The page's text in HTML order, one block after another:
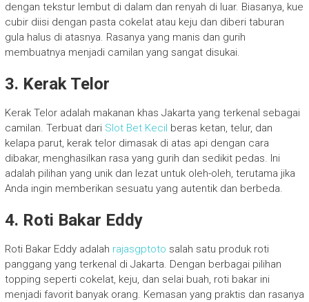
dengan tekstur lembut di dalam dan renyah di luar. Biasanya, kue
cubir diisi dengan pasta cokelat atau keju dan diberi taburan
gula halus di atasnya. Rasanya yang manis dan gurih
membuatnya menjadi camilan yang sangat disukai.
3. Kerak Telor
Kerak Telor adalah makanan khas Jakarta yang terkenal sebagai
camilan. Terbuat dari Slot Bet Kecil beras ketan, telur, dan
kelapa parut, kerak telor dimasak di atas api dengan cara
dibakar, menghasilkan rasa yang gurih dan sedikit pedas. Ini
adalah pilihan yang unik dan lezat untuk oleh-oleh, terutama jika
Anda ingin memberikan sesuatu yang autentik dan berbeda.
4. Roti Bakar Eddy
Roti Bakar Eddy adalah rajasgptoto salah satu produk roti
panggang yang terkenal di Jakarta. Dengan berbagai pilihan
topping seperti cokelat, keju, dan selai buah, roti bakar ini
menjadi favorit banyak orang. Kemasan yang praktis dan rasanya